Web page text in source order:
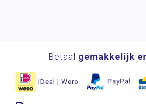
Betaal gemakkelijk
iDeal | Wero PayPal